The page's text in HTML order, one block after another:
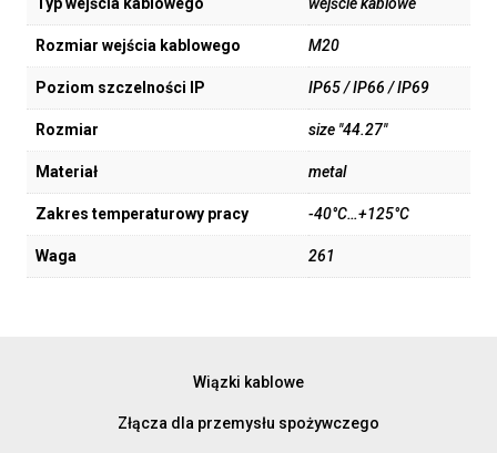
Rozmiar wejścia kablowego M20
Poziom szczelności IP IP65 / IP66 / IP69
Rozmiar size "44.27"
Materiał metal
Zakres temperaturowy pracy -40°C…+125°C
Waga 261
Wiązki kablowe
Złącza dla przemysłu spożywczego